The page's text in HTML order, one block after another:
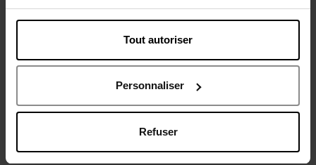
Tout autoriser
Personnaliser
Refuser
Nos emballages